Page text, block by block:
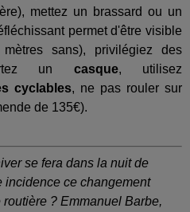
mettez un brassard ou un
permet d'être visible
sans), privilégiez des
un casque, utilisez
cyclables, ne pas rouler sur
de 135€).
se fera dans la nuit de
incidence ce changement
routière ? Emmanuel Barbe,